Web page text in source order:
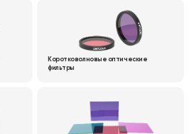
Коротковолновые оптические
фильтры